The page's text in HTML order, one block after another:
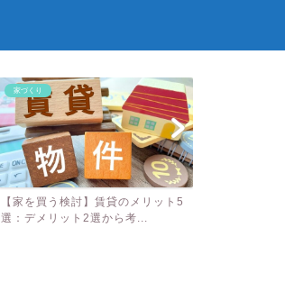
家づくり
【家を買う検討】賃貸のメリット5
選：デメリット2選から考...